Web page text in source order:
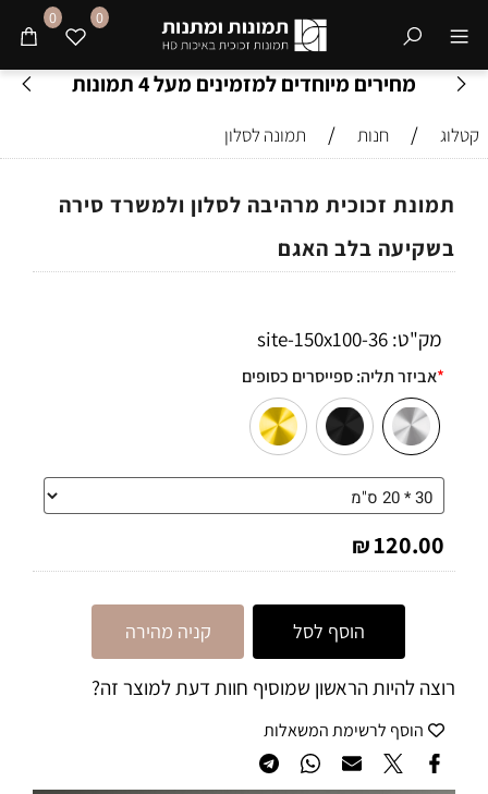
מחירים מיוחדים למזמינים מעל 4 תמונות
0 0
קטלוג / חנות / תמונה לסלון
תמונת זכוכית מרהיבה לסלון ולמשרד סירה
בשקיעה בלב האגם
מק"ט: 36-site-150x100
*אביזר תליה:ספייסרים כסופים
₪120.00
הוסף לסל קניה מהירה
רוצה להיות הראשון שמוסיף חוות דעת למוצר זה?
הוסף לרשימת המשאלות